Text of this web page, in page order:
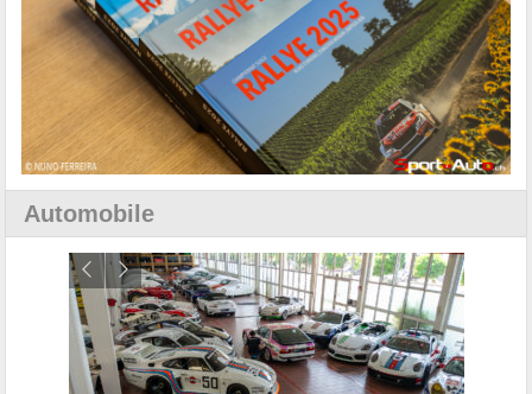
Automobile